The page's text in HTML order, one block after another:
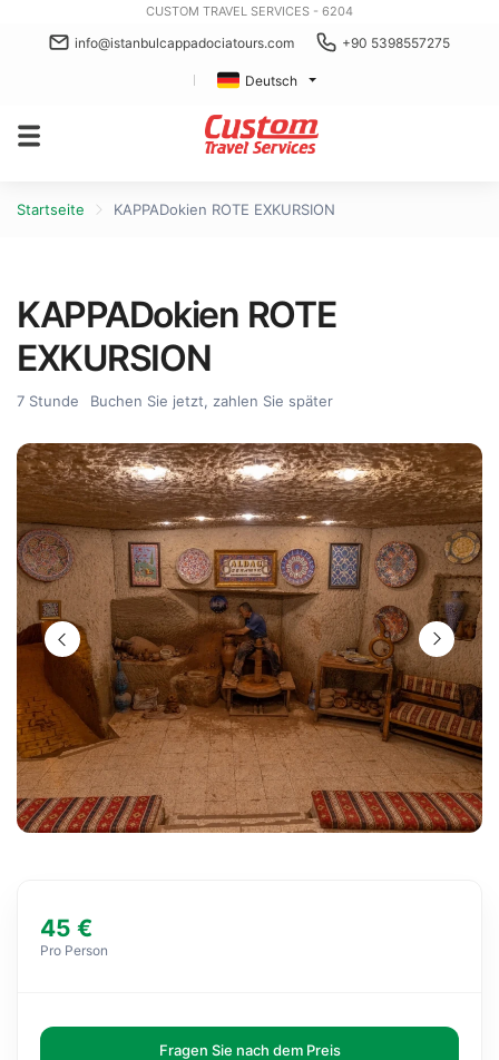
CUSTOM TRAVEL SERVICES - 6204
info@istanbulcappadociatours.com +90 5398557275
Deutsch
Startseite KAPPADokien ROTE EXKURSION
KAPPADokien ROTE
EXKURSION
7 Stunde Buchen Sie jetzt, zahlen Sie später
45 €
Pro Person
Fragen Sie nach dem Preis